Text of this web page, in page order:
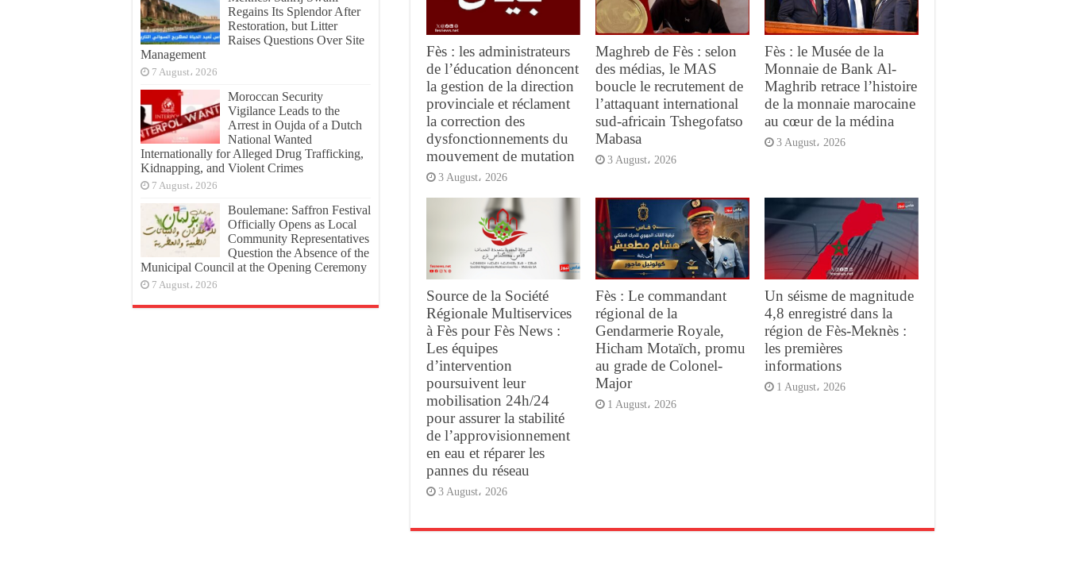
Fès : les administrateurs
de l’éducation dénoncent
la gestion de la direction
provinciale et réclament
la correction des
dysfonctionnements du
mouvement de mutation
3 August، 2026
Maghreb de Fès : selon
des médias, le MAS
boucle le recrutement de
l’attaquant international
sud-africain Tshegofatso
Mabasa
3 August، 2026
Fès : le Musée de la
Monnaie de Bank Al-
Maghrib retrace l’histoire
de la monnaie marocaine
au cœur de la médina
3 August، 2026
Source de la Société
Régionale Multiservices
à Fès pour Fès News :
Les équipes
d’intervention
poursuivent leur
mobilisation 24h/24
pour assurer la stabilité
de l’approvisionnement
en eau et réparer les
pannes du réseau
3 August، 2026
Fès : Le commandant
régional de la
Gendarmerie Royale,
Hicham Motaïch, promu
au grade de Colonel-
Major
1 August، 2026
Un séisme de magnitude
4,8 enregistré dans la
région de Fès-Meknès :
les premières
informations
1 August، 2026
Regains Its Splendor After
Restoration, but Litter
Raises Questions Over Site
Management
7 August، 2026
Moroccan Security
Vigilance Leads to the
Arrest in Oujda of a Dutch
National Wanted
Internationally for Alleged Drug Trafficking,
Kidnapping, and Violent Crimes
7 August، 2026
Boulemane: Saffron Festival
Officially Opens as Local
Community Representatives
Question the Absence of the
Municipal Council at the Opening Ceremony
7 August، 2026